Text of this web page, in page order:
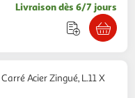
Livraison dès 6/7 jours